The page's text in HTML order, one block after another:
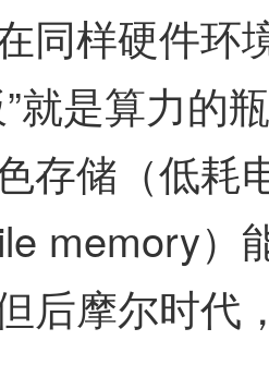
同样硬件环
就是算力的
存储（低耗
memory）
后摩尔时代